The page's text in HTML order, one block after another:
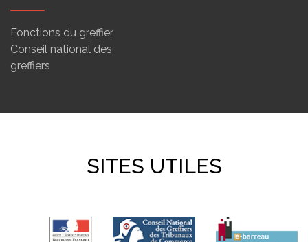
Fonctions du greffier
Conseil national des
greffiers
SITES UTILES